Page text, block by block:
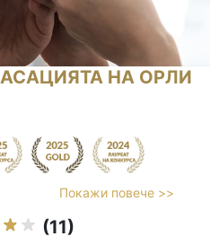
НА ОРЛИ
Покажи повече >>
(11)